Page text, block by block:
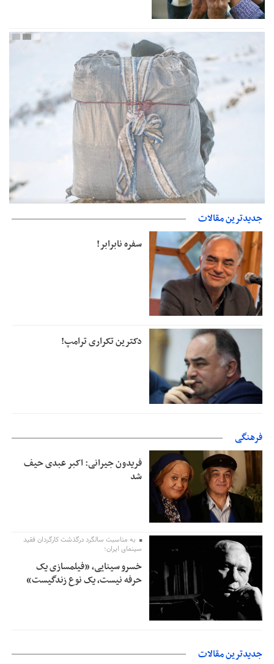
دفتر رهبر انقلاب: مطالب خارج از مراجع رسمی فاقد سندیت است
جدیدترین مقالات
سفره نابرابر!
دکترین تکراری ترامپ!
فرهنگی
فریدون جیرانی: اکبر عبدی حیف
شد
به مناسبت سالگرد درگذشت کارگردان فقید
سینمای ایران؛
خسرو سینایی، «فیلمسازی یک
حرفه نیست، یک نوع زندگیست»
جدیدترین مقالات